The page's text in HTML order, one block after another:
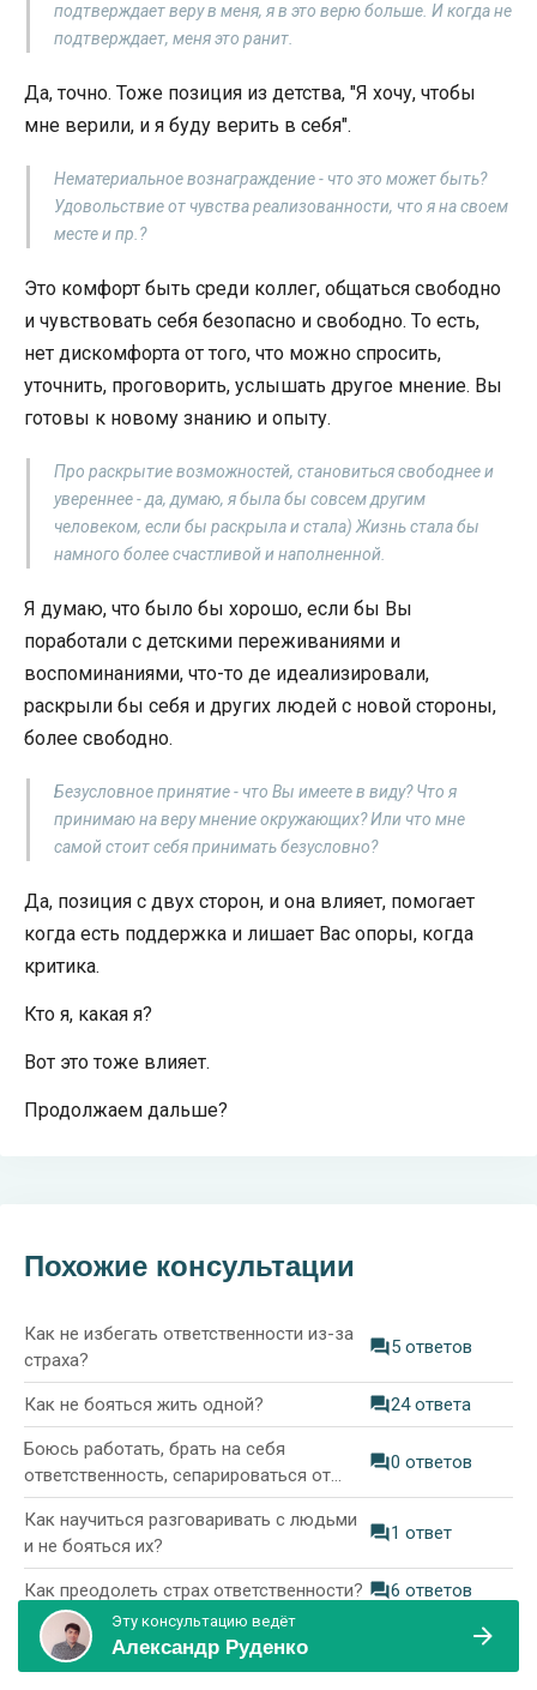
подтверждает веру в меня, я в это верю больше. И когда не
подтверждает, меня это ранит.
Да, точно. Тоже позиция из детства, "Я хочу, чтобы
мне верили, и я буду верить в себя".
Нематериальное вознаграждение - что это может быть?
Удовольствие от чувства реализованности, что я на своем
месте и пр.?
Это комфорт быть среди коллег, общаться свободно
и чувствовать себя безопасно и свободно. То есть,
нет дискомфорта от того, что можно спросить,
уточнить, проговорить, услышать другое мнение. Вы
готовы к новому знанию и опыту.
Про раскрытие возможностей, становиться свободнее и
увереннее - да, думаю, я была бы совсем другим
человеком, если бы раскрыла и стала) Жизнь стала бы
намного более счастливой и наполненной.
Я думаю, что было бы хорошо, если бы Вы
поработали с детскими переживаниями и
воспоминаниями, что-то де идеализировали,
раскрыли бы себя и других людей с новой стороны,
более свободно.
Безусловное принятие - что Вы имеете в виду? Что я
принимаю на веру мнение окружающих? Или что мне
самой стоит себя принимать безусловно?
Да, позиция с двух сторон, и она влияет, помогает
когда есть поддержка и лишает Вас опоры, когда
критика.
Кто я, какая я?
Вот это тоже влияет.
Продолжаем дальше?
Похожие консультации
Как не избегать ответственности из-за
страха?
5 ответов
Как не бояться жить одной? 24 ответа
Боюсь работать, брать на себя
ответственность, сепарироваться от
родителей. Как себе помочь в этом
случае?
0 ответов
Как научиться разговаривать с людьми
и не бояться их?
1 ответ
Как преодолеть страх ответственности? 6 ответов
Боюсь учиться, не закончить учёбу,
боюсь неудач на учёбе и
Эту консультацию ведёт
Александр Руденко